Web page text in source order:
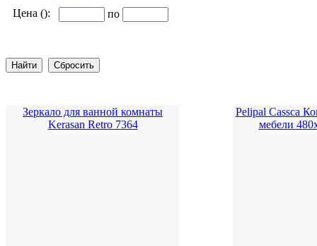
Цена ():
по
Зеркало для ванной комнаты
Kerasan Retro 7364
Pelipal Cassca
мебели